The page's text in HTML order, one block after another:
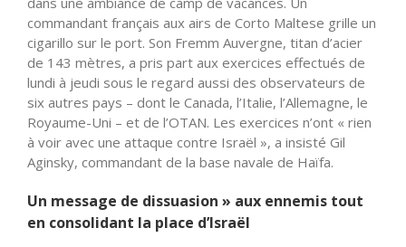
commandant français aux airs de Corto Maltese grille un
cigarillo sur le port. Son Fremm Auvergne, titan d’acier
de 143 mètres, a pris part aux exercices effectués de
lundi à jeudi sous le regard aussi des observateurs de
six autres pays – dont le Canada, l’Italie, l’Allemagne, le
Royaume-Uni – et de l’OTAN. Les exercices n’ont « rien
à voir avec une attaque contre Israël », a insisté Gil
Aginsky, commandant de la base navale de Haïfa.
Un message de dissuasion » aux ennemis tout
en consolidant la place d’Israël